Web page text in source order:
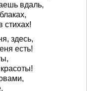
вдаль,
стихах!
здесь,
есть!